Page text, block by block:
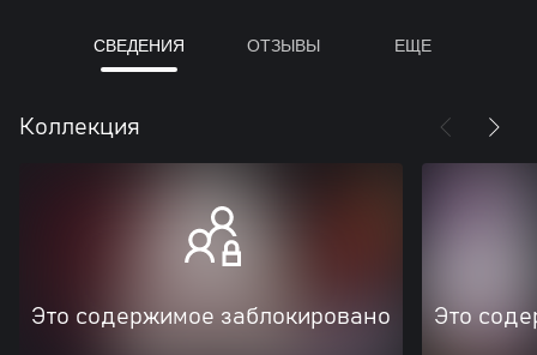
СВЕДЕНИЯ ОТЗЫВЫ ЕЩЕ
Коллекция
Это содержимое заблокировано Это